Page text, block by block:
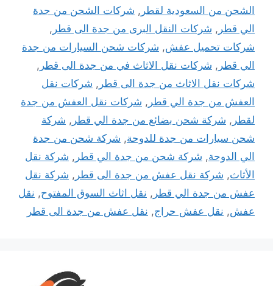
الشحن من السعودية لقطر , شركات الشحن من جدة
الي قطر , شركات النقل البرى من جدة الى قطر ,
شركات تحميل عفش, شركات شحن السيارات من جدة
الي قطر , شركات نقل الاثاث في من جدة الى قطر ,
شركات نقل الاثاث من جدة الى قطر , شركات نقل
العفش من جدة الي قطر , شركات نقل العفش من جدة
لقطر , شركة شحن بضائع من جدة الي قطر , شركة
شحن سيارات من جدة للدوحة, شركة شحن من جدة
الي الدوحة, شركة شحن من جدة الي قطر , شركة نقل
الأثاث, شركة نقل عفش من جدة الى قطر , شركة نقل
عفش من جدة الي قطر , نقل اثاث السوق المفتوح, نقل
عفش, نقل عفش حراج, نقل عفش من جدة الى قطر